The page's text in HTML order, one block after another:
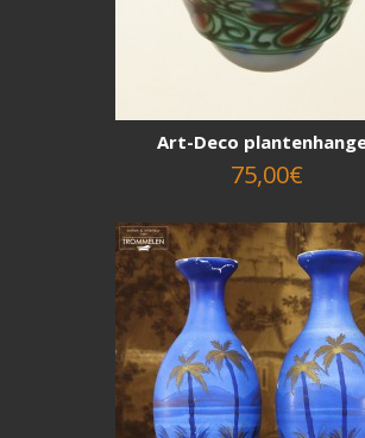
Art-Deco
75,00€